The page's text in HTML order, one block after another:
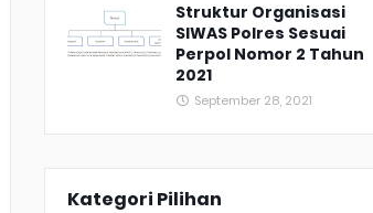
Struktur Organisasi
SIWAS Polres Sesuai
Perpol Nomor 2 Tahun
2021
September 28, 2021
Kategori Pilihan